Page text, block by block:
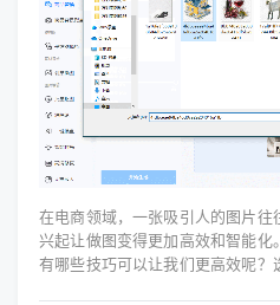
在电商领域，一张吸引人的图片
兴起让做图变得更加高效和智能化
有哪些技巧可以让我们更高效呢？